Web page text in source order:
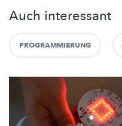
Auch interessant
PROGRAMMIERUNG